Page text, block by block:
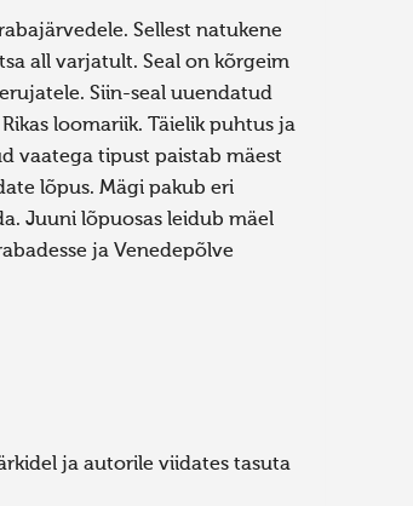
Sellest natukene
all varjatult. Seal on kõrgeim
Siin-seal uuendatud
loomariik. Täielik puhtus ja
vaatega tipust paistab mäest
lõpus. Mägi pakub eri
Juuni lõpuosas leidub mäel
ja Venedepõlve
ja autorile viidates tasuta